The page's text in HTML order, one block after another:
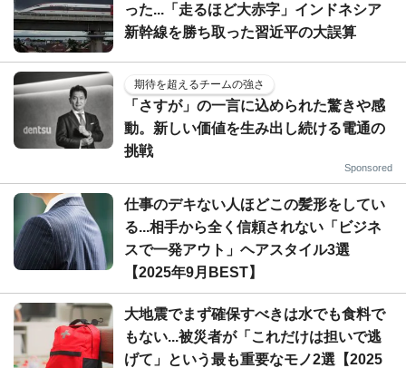
った...「走るほど大赤字」インドネシア
新幹線を勝ち取った習近平の大誤算
期待を超えるチームの強さ
「さすが」の一言に込められた驚きや感
動。新しい価値を生み出し続ける電通の
挑戦
Sponsored
仕事のデキない人ほどこの髪形をしてい
る...相手から全く信頼されない「ビジネ
スで一発アウト」ヘアスタイル3選
【2025年9月BEST】
大地震でまず確保すべきは水でも食料で
もない...被災者が「これだけは担いで逃
げて」という最も重要なモノ2選【2025